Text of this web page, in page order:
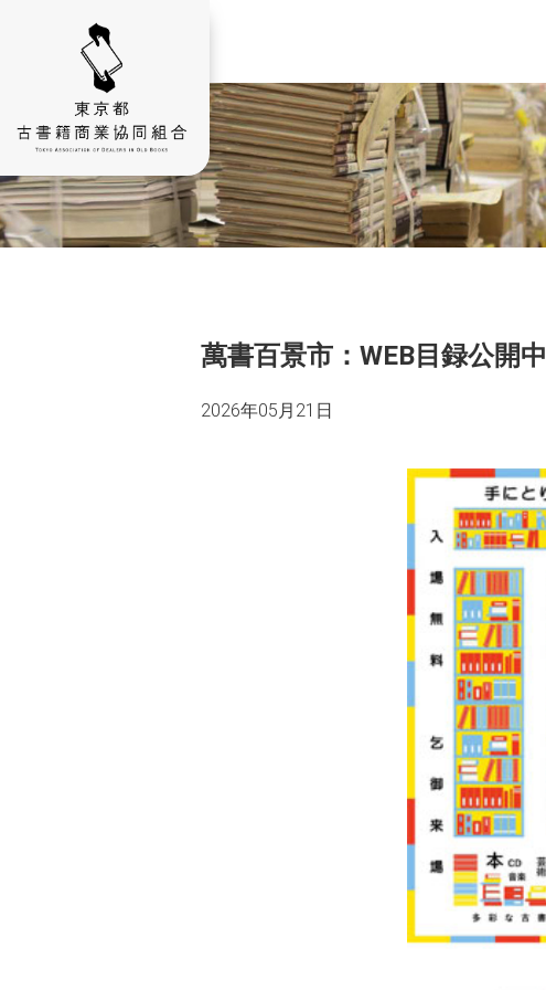
萬書百景市：WEB目録公開中
2026年05月21日